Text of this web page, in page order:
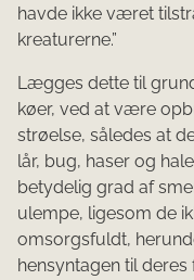
havde ikke været
kreaturerne.”
Lægges dette til
køer, ved at være
strøelse, således at
lår, bug, haser og
betydelig grad af
ulempe, ligesom de
omsorgsfuldt,
hensyntagen til